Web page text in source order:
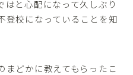
と心配になって久しぶり
登校になっていることを知
まどかに教えてもらったこ